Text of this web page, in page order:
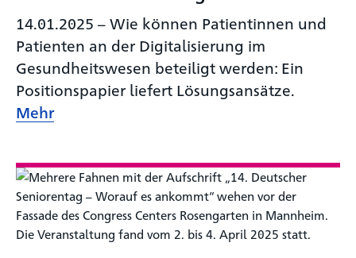
14.01.2025 – Wie können Patientinnen und
Patienten an der Digitalisierung im
Gesundheitswesen beteiligt werden: Ein
Positionspapier liefert Lösungsansätze.
Mehr